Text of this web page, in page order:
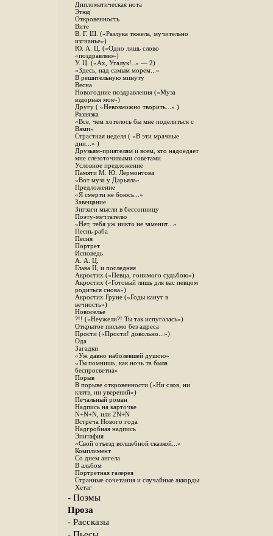
Дипломатическая нота
Этюд
Откровенность
Вите
B. Г. Ш. («Разлука тяжела, мучительно
изгнанье»)
Ю. А. Ц. («Одно лишь слово
«поздравляю»)
У. Ц. («Ах, Угалук!..» — 2)
«Здесь, над самым морем...»
В решительную минуту
Весна
Новогодние поздравления («Муза
вздорная моя»)
Другу ( «Невозможно творить...» )
Развязка
«Все, чем хотелось бы мне поделиться с
Вами»
Страстная неделя ( «В эти мрачные
дни...» )
Друзьям-приятелям и всем, кто надоедает
мне слезоточивыми советами
Условное предложение
Памяти М. Ю. Лермонтова
«Вот муза у Дарьяла»
Предложение
«Я смерти не боюсь...»
Завещание
Зигзаги мысли в бессонницу
Поэту-мечтателю
«Нет, тебя уж никто не заменит...»
Песнь раба
Песня
Портрет
Исповедь
А. А. Ц.
Глава II, и последняя
Акростих («Певца, гонимого судьбою»)
Акростих («Готовый лишь для вас певцом
родиться снова»)
Акростих Груне («Годы канут в
вечность»)
Новоселье
?!! («Неужели?! Ты так испугалась»)
Открытое письмо без адреса
Прости («Прости! довольно...»)
Ода
Загадки
«Уж давно наболевшей душою»
«Ты помнишь, как ночь та была
беспросветна»
Порыв
В порыве откровенности («Ни слов, ни
клятв, ни уверений»)
Печальный роман
Надпись на карточке
N+N+N, или 2N+N
Встреча Нового года
Надгробная надпись
Эпитафия
«Свой отъезд волшебной сказкой...»
Комплимент
Со днем ангела
В альбом
Портретная галерея
Странные сочетания и случайные аккорды
Хетаг
- Поэмы
Проза
- Рассказы